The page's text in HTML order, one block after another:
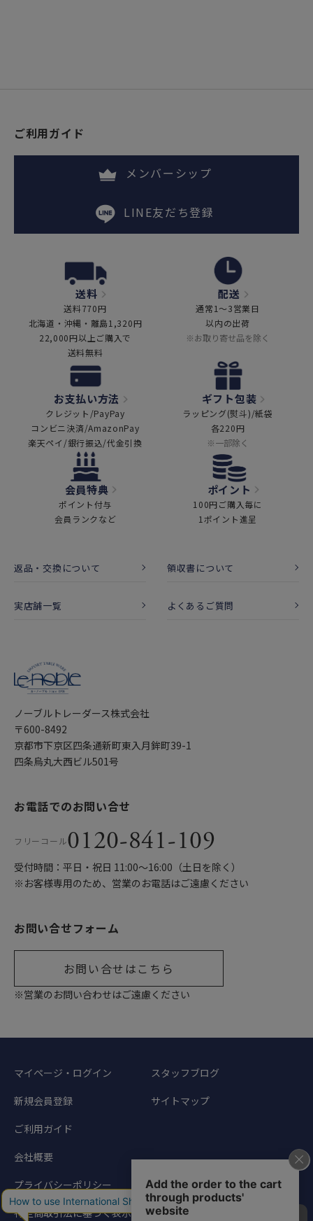
ご利用ガイド
メンバーシップ
LINE友だち登録
送料
送料770円
北海道・沖縄・離島1,320円
22,000円以上ご購入で
送料無料
配送
通常1～3営業日
以内の出荷
※お取り寄せ品を除く
お支払い方法
クレジット/PayPay
コンビニ決済/AmazonPay
楽天ペイ/銀行振込/代金引換
ギフト包装
ラッピング(熨斗)/紙袋
各220円
※一部除く
会員特典
ポイント付与
会員ランクなど
ポイント
100円ご購入毎に
1ポイント進呈
返品・交換について 領収書について
実店舗一覧 よくあるご質問
ノーブルトレーダース株式会社
〒600-8492
京都市下京区四条通新町東入月鉾町39-1
四条烏丸大西ビル501号
お電話でのお問い合せ
フリーコール0120-841-109
受付時間：平日・祝日 11:00〜16:00（土日を除く）
※お客様専用のため、営業のお電話はご遠慮ください
お問い合せフォーム
お問い合せはこちら
※営業のお問い合わせはご遠慮ください
マイページ・ログイン
新規会員登録
ご利用ガイド
会社概要
プライバシーポリシー
特定商取引法に基づく表示
スタッフブログ
サイトマップ